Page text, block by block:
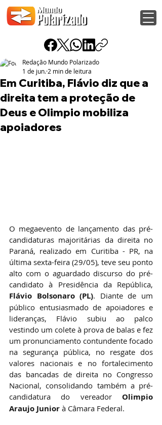
Em Curitiba, Flávio diz que a
direita tem a proteção de
Deus e Olimpio mobiliza
apoiadores
Redação Mundo Polarizado
1 de jun. 2 min de leitura
O megaevento de lançamento das pré-
candidaturas majoritárias da direita no
Paraná, realizado em Curitiba - PR, na
última sexta-feira (29/05), teve seu ponto
alto com o aguardado discurso do pré-
Flávio Bolsonaro (PL). Diante de um
público entusiasmado de apoiadores e
lideranças, Flávio subiu ao palco
vestindo um colete à prova de balas e fez
um pronunciamento contundente focado
na segurança pública, no resgate dos
valores nacionais e no fortalecimento
das bancadas de direita no Congresso
Nacional, consolidando também a pré-
candidatura do vereador Olimpio
Araujo Junior à Câmara Federal.